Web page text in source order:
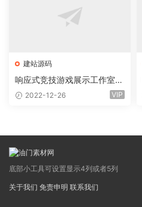
建站源码
响应式竞技游戏展示工作室网
站eyoucms易优模板(pc+wa
2022-12-26 VIP
底部小工具可设置显示4列或者5列
关于我们 免责申明 联系我们